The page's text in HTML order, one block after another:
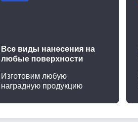
Все виды нанесения на
любые поверхности
Изготовим любую
наградную продукцию